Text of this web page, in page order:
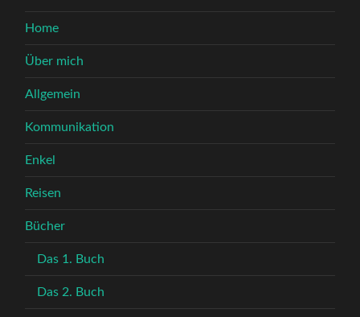
Home
Über mich
Allgemein
Kommunikation
Enkel
Reisen
Bücher
Das 1. Buch
Das 2. Buch